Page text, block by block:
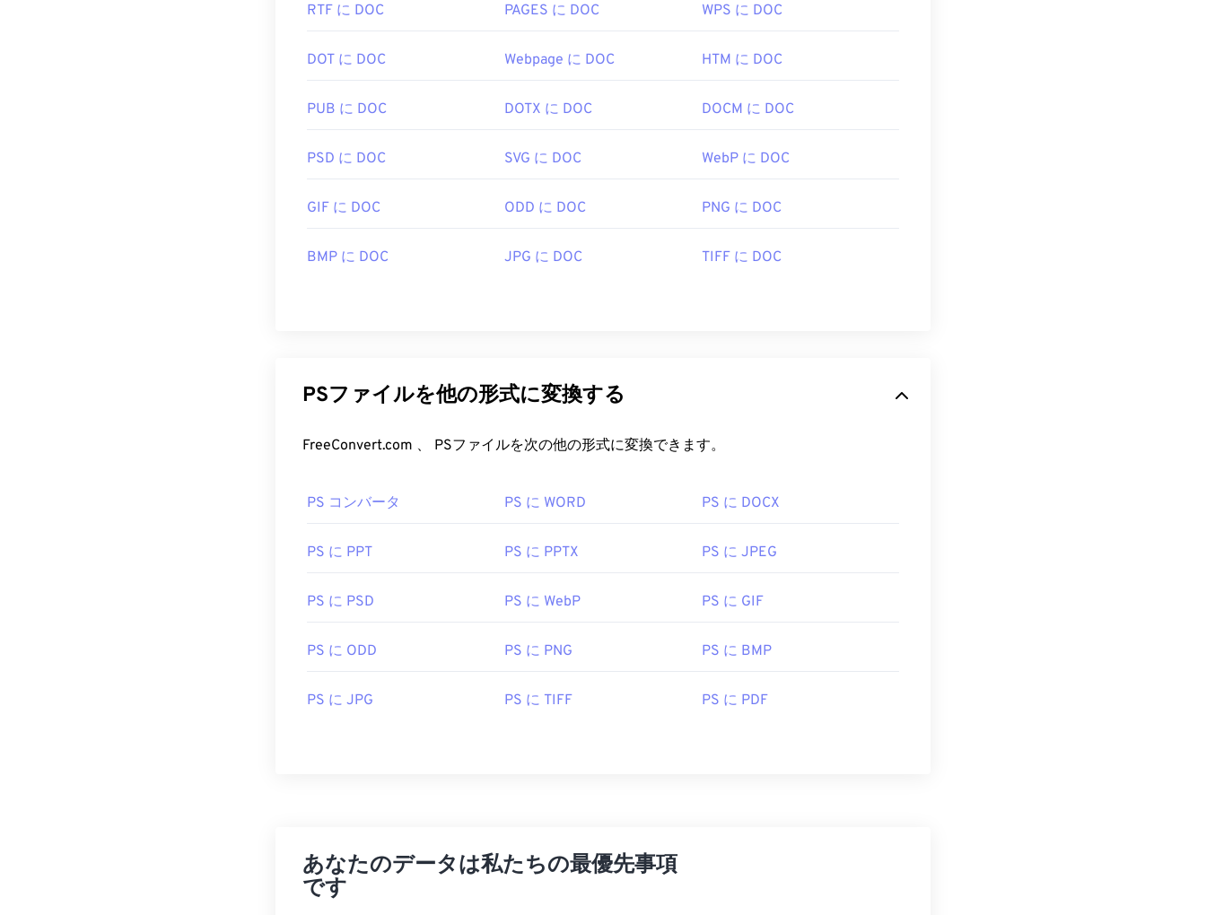
RTF に DOC PAGES に DOC WPS に DOC
DOT に DOC Webpage に DOC HTM に DOC
PUB に DOC DOTX に DOC DOCM に DOC
PSD に DOC SVG に DOC WebP に DOC
GIF に DOC ODD に DOC PNG に DOC
BMP に DOC JPG に DOC TIFF に DOC
PSファイルを他の形式に変換する
FreeConvert.com 、 PSファイルを次の他の形式に変換できます。
PS コンバータ PS に WORD PS に DOCX
PS に PPT PS に PPTX PS に JPEG
PS に PSD PS に WebP PS に GIF
PS に ODD PS に PNG PS に BMP
PS に JPG PS に TIFF PS に PDF
あなたのデータは私たちの最優先事項
です